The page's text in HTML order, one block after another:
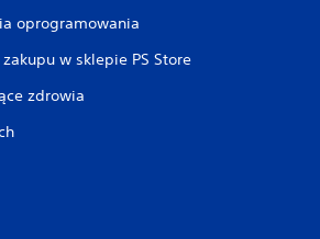
oprogramowania
w sklepie PS Store
zdrowia